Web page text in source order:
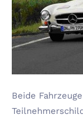
Beide